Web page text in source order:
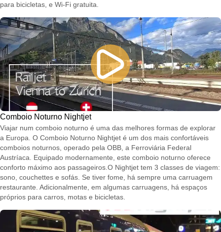
para bicicletas, e Wi-Fi gratuita.
Comboio Noturno Nightjet
Viajar num comboio noturno é uma das melhores formas de explorar
a Europa. O Comboio Noturno Nightjet é um dos mais confortáveis
comboios noturnos, operado pela OBB, a Ferroviária Federal
Austríaca. Equipado modernamente, este comboio noturno oferece
conforto máximo aos passageiros.O Nightjet tem 3 classes de viagem:
sono, couchettes e sofás. Se tiver fome, há sempre uma carruagem
restaurante. Adicionalmente, em algumas carruagens, há espaços
próprios para carros, motas e bicicletas.